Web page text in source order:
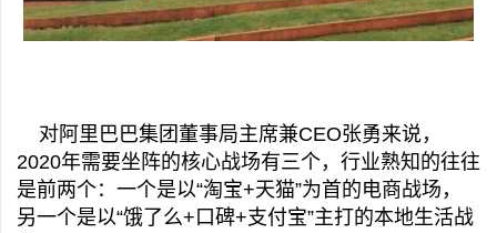
对阿里巴巴集团董事局主席兼CEO张勇来说，
2020年需要坐阵的核心战场有三个，行业熟知的往往
是前两个：一个是以“淘宝+天猫”为首的电商战场，
另一个是以“饿了么+口碑+支付宝”主打的本地生活战